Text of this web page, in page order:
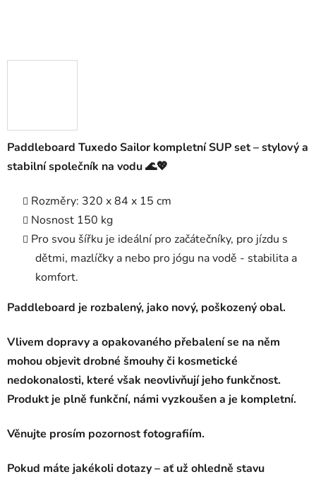
Paddleboard Tuxedo Sailor kompletní SUP set – stylový a
stabilní společník na vodu 🌊💖
Rozměry: 320 x 84 x 15 cm
Nosnost 150 kg
Pro svou šířku je ideální pro začátečníky, pro jízdu s
dětmi, mazlíčky a nebo pro jógu na vodě - stabilita a
komfort.
Paddleboard je rozbalený, jako nový, poškozený obal.
Vlivem dopravy a opakovaného přebalení se na něm
mohou objevit drobné šmouhy či kosmetické
nedokonalosti, které však neovlivňují jeho funkčnost.
Produkt je plně funkční, námi vyzkoušen a je kompletní.
Věnujte prosím pozornost fotografiím.
Pokud máte jakékoli dotazy – ať už ohledně stavu